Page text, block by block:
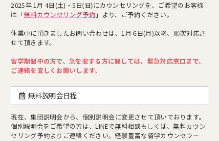
2025年 1月 4日(土)・5日(日)にカウンセリングを、ご希望のお客様
は「無料カウンセリング予約 」より、ご予約ください。
休業中に頂きましたお問い合わせは、1月 6日(月)以降、順次対応さ
せて頂きます。
留学期間中の方で、急を要する方に関しては、緊急対応窓口まで、
ご連絡を宜しくお願いします。
無料説明会日程
現在、集団説明会から、個別説明会に変更させて頂いております。
個別説明会をご希望の方は、LINEで無料相談もしくは、無料カウン
セリング予約よりご連絡ください。経験豊富な留学カウンセラー